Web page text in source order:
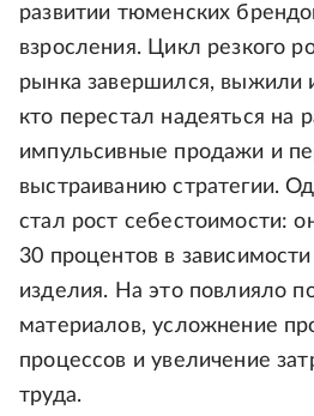
развитии тюменских
взросления. Цикл резкого
рынка завершился, выжили
кто перестал надеяться на
импульсивные продажи и
выстраиванию стратегии.
стал рост себестоимости:
30 процентов в
изделия. На это повлияло
материалов, усложнение
процессов и увеличение
труда.